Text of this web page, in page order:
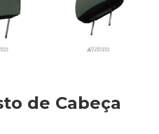
de Cabeça